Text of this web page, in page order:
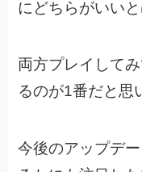
にどちらがいいと
両方プレイして
るのが1番だと思
今後のアップデ